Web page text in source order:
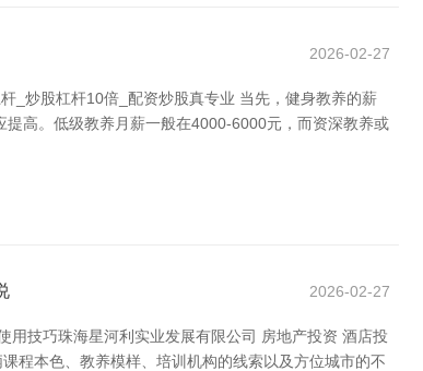
2026-02-27
_炒股杠杆10倍_配资炒股真专业 当先，健身教养的薪
高。低级教养月薪一般在4000-6000元，而资深教养或
2026-02-27
技巧珠海星河利实业发展有限公司 房地产投资 酒店投
程本色、教养模样、培训机构的线索以及方位城市的不